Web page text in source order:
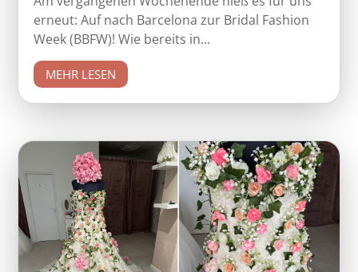
erneut: Auf nach Barcelona zur Bridal Fashion
Week (BBFW)! Wie bereits in...
MEHR LESEN